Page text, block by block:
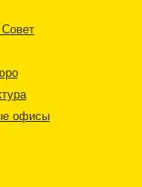
Совет
офисы